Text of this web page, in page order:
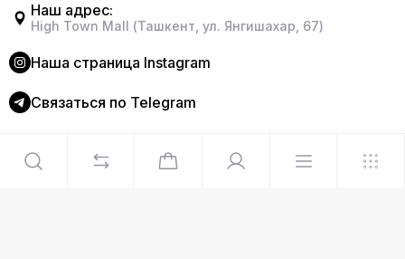
Наш адрес:
High Town Mall (Ташкент, ул. Янгишахар, 67)
Наша страница Instagram
Cвязаться по Telegram
©2024 Официальный интернет магазин Delonghi. Все